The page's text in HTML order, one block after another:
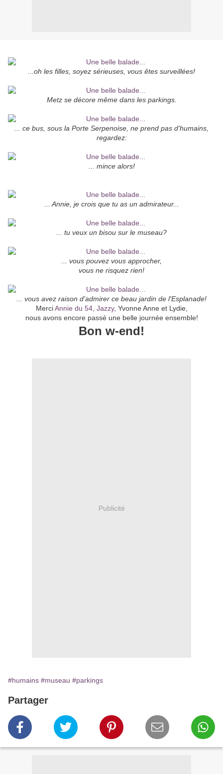
...oh les filles, soyez sérieuses, vous êtes surveillées!
Metz se décore même dans les parkings.
... ce bus, sous la Porte Serpenoise, ne prend pas d'humains,
regardez:
... mince alors!
... Annie, je crois que tu as un admirateur...
... tu veux un bisou sur le museau?
... vous pouvez vous approcher,
vous ne risquez rien!
... vous avez raison d'admirer ce beau jardin de l'Esplanade!
MerciAnnie du 54, Jazzy, Yvonne Anne et Lydie,
nous avons encore passé une belle journée ensemble!
Bon w-end!
Publicité
#humains #museau #parkings
Partager